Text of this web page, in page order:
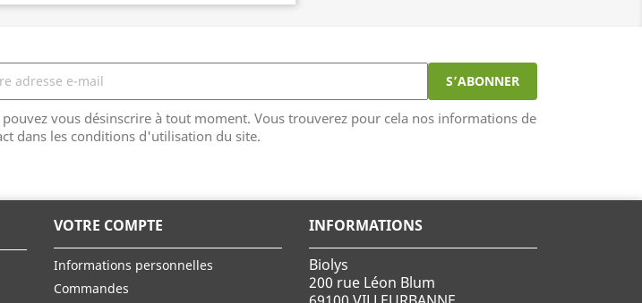
pouvez vous désinscrire à tout moment. Vous trouverez pour cela nos informations de
dans les conditions d'utilisation du site.
VOTRE COMPTE
Informations personnelles
Commandes
INFORMATIONS
Biolys
200 rue Léon Blum